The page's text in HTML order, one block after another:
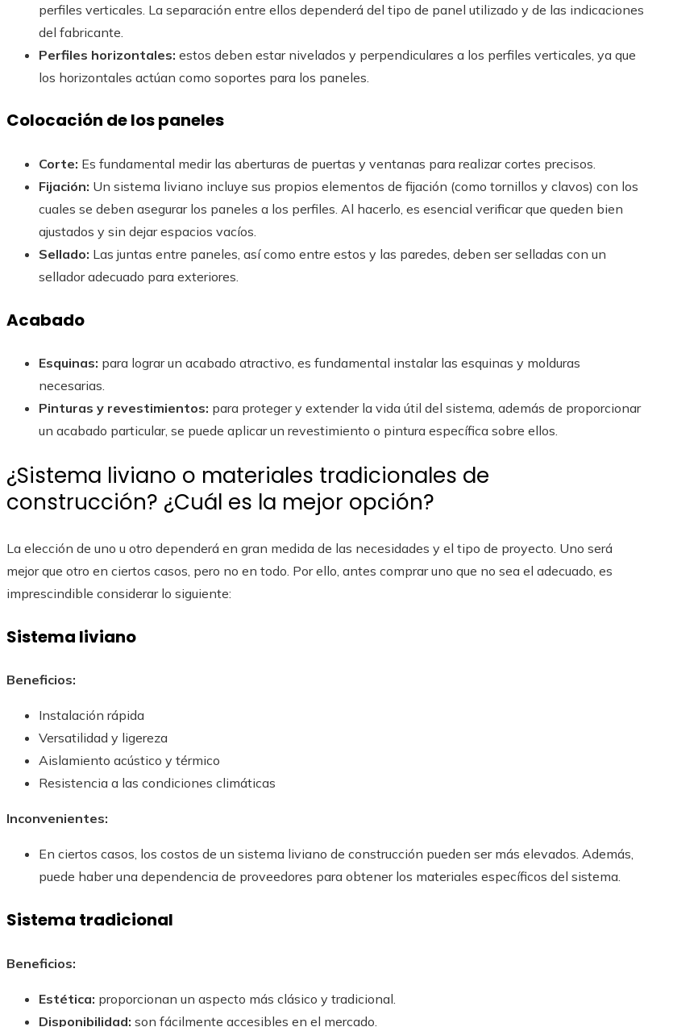
perfiles verticales. La separación entre ellos dependerá del tipo de panel utilizado y de las indicaciones
del fabricante.
Perfiles horizontales: estos deben estar nivelados y perpendiculares a los perfiles verticales, ya que
los horizontales actúan como soportes para los paneles.
Colocación de los paneles
Corte: Es fundamental medir las aberturas de puertas y ventanas para realizar cortes precisos.
Fijación: Un sistema liviano incluye sus propios elementos de fijación (como tornillos y clavos) con los
cuales se deben asegurar los paneles a los perfiles. Al hacerlo, es esencial verificar que queden bien
ajustados y sin dejar espacios vacíos.
Sellado: Las juntas entre paneles, así como entre estos y las paredes, deben ser selladas con un
sellador adecuado para exteriores.
Acabado
Esquinas: para lograr un acabado atractivo, es fundamental instalar las esquinas y molduras
necesarias.
Pinturas y revestimientos: para proteger y extender la vida útil del sistema, además de proporcionar
un acabado particular, se puede aplicar un revestimiento o pintura específica sobre ellos.
¿Sistema liviano o materiales tradicionales de
construcción? ¿Cuál es la mejor opción?
La elección de uno u otro dependerá en gran medida de las necesidades y el tipo de proyecto. Uno será
mejor que otro en ciertos casos, pero no en todo. Por ello, antes comprar uno que no sea el adecuado, es
imprescindible considerar lo siguiente:
Sistema liviano
Beneficios:
Instalación rápida
Versatilidad y ligereza
Aislamiento acústico y térmico
Resistencia a las condiciones climáticas
Inconvenientes:
En ciertos casos, los costos de un sistema liviano de construcción pueden ser más elevados. Además,
puede haber una dependencia de proveedores para obtener los materiales específicos del sistema.
Sistema tradicional
Beneficios:
Estética: proporcionan un aspecto más clásico y tradicional.
Disponibilidad: son fácilmente accesibles en el mercado.